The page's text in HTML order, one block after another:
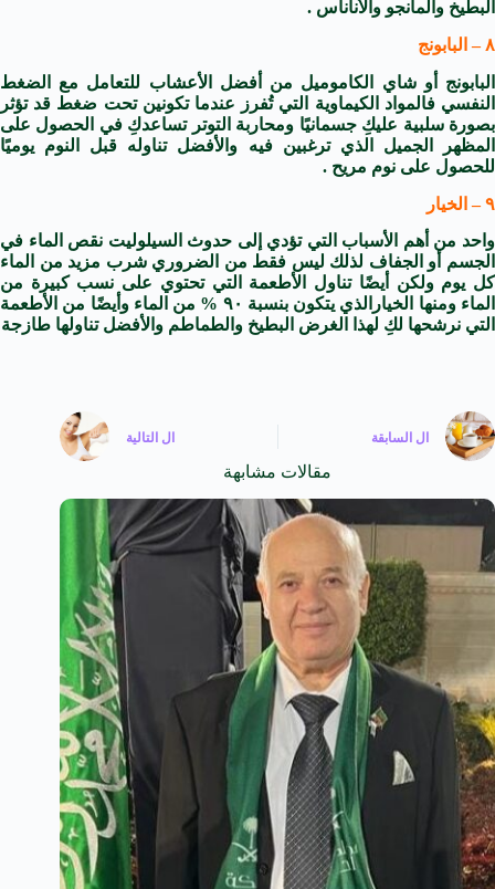
البطيخ والمانجو والأناناس .
٨ – البابونج
البابونج أو شاي الكاموميل من أفضل الأعشاب للتعامل مع الضغط
النفسي فالمواد الكيماوية التي تُفرز عندما تكونين تحت ضغط قد تؤثر
بصورة سلبية عليكِ جسمانيًا ومحاربة التوتر تساعدكِ في الحصول على
المظهر الجميل الذي ترغبين فيه والأفضل تناوله قبل النوم يوميًا
للحصول على نوم مريح .
٩ – الخيار
واحد من أهم الأسباب التي تؤدي إلى حدوث السيلوليت نقص الماء في
الجسم أو الجفاف لذلك ليس فقط من الضروري شرب مزيد من الماء
كل يوم ولكن أيضًا تناول الأطعمة التي تحتوي على نسب كبيرة من
الماء ومنها الخيارالذي يتكون بنسبة ٩٠ % من الماء وأيضًا من الأطعمة
التي نرشحها لكِ لهذا الغرض البطيخ والطماطم والأفضل تناولها طازجة
ال السابقة ال التالية
مقالات مشابهة